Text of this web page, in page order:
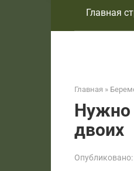
Главная
Главная »
Нужно
двоих
Опубликовано: